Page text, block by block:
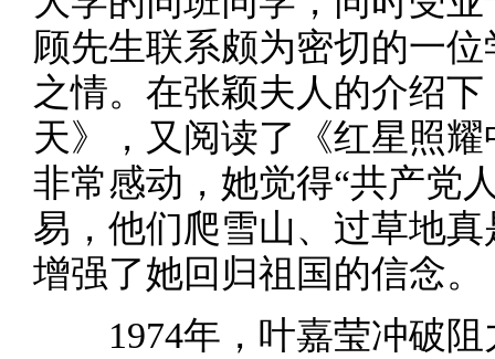
顾先生联系颇为密切的一
之情。在张颖夫人的介绍
天》，又阅读了《红星照
非常感动，她觉得“共产党
易，他们爬雪山、过草地
增强了她回归祖国的信念。
1974年，叶嘉莹冲破阻